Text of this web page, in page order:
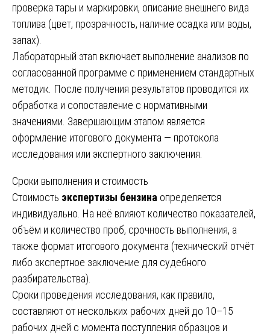
проверка тары и маркировки, описание внешнего вида
топлива (цвет, прозрачность, наличие осадка или воды,
запах).
Лабораторный этап включает выполнение анализов по
согласованной программе с применением стандартных
методик. После получения результатов проводится их
обработка и сопоставление с нормативными
значениями. Завершающим этапом является
оформление итогового документа — протокола
исследования или экспертного заключения.
Сроки выполнения и стоимость
Стоимость экспертизы бензина определяется
индивидуально. На неё влияют количество показателей,
объём и количество проб, срочность выполнения, а
также формат итогового документа (технический отчёт
либо экспертное заключение для судебного
разбирательства).
Сроки проведения исследования, как правило,
составляют от нескольких рабочих дней до 10–15
рабочих дней с момента поступления образцов и